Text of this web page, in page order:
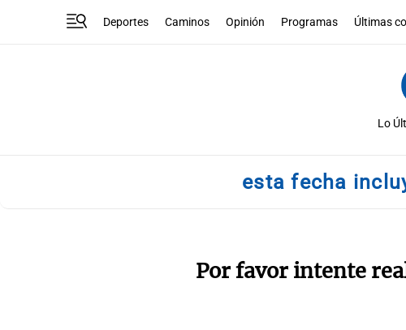
Deportes Caminos Opinión Programas Últimas
Lo
esta fecha
Por favor intente